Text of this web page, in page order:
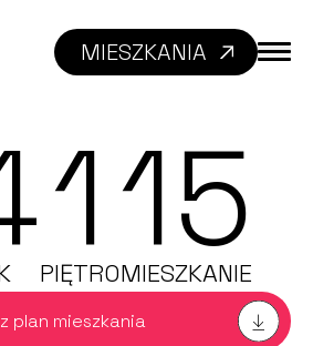
MIESZKANIA
1
PIĘTRO15
MIESZKANIE
plan mieszkania